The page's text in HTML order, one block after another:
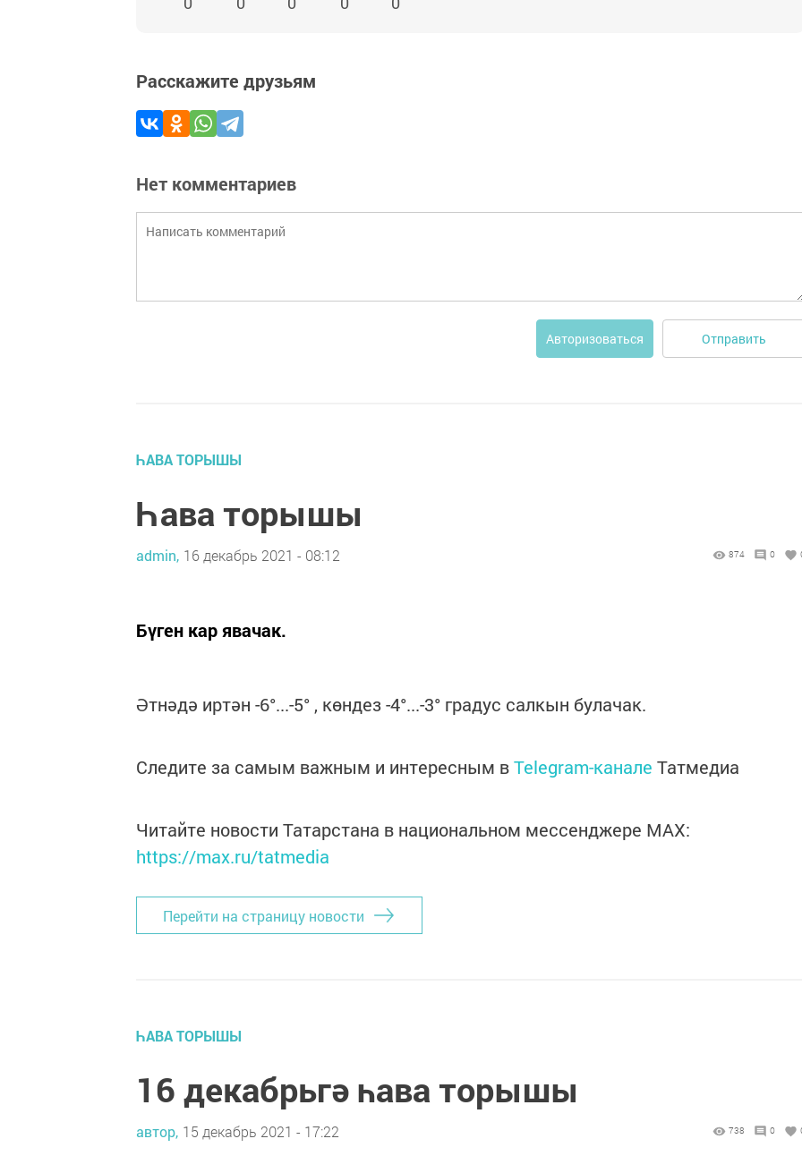
Расскажите друзьям
Нет комментариев
Авторизоваться Отправить
ҺАВА ТОРЫШЫ
Һава торышы
admin, 16 декабрь 2021 - 08:12 874 0
Бүген кар явачак.
Әтнәдә иртән -6°...-5° , көндез -4°...-3° градус салкын булачак.
Следите за самым важным и интересным вTelegram-канале Татмедиа
Читайте новости Татарстана в национальном мессенджере MАХ:
https://max.ru/tatmedia
Перейти на страницу новости
ҺАВА ТОРЫШЫ
16 декабрьгә һава торышы
автор, 15 декабрь 2021 - 17:22 738 0